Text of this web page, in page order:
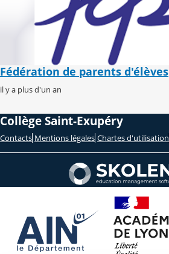
Fédération de parents d'élèves
il y a plus d'un an
Collège Saint-Exupéry
Contacts Mentions légales Chartes d'utilisation